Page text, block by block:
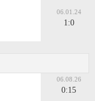
06.01.24
1:0
06.08.26
0:15